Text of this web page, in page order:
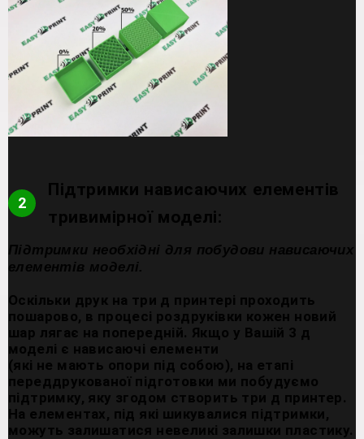
2
Підтримки нависаючих елементів
тривимірної моделі:
Підтримки необхідні для побудови нависаючих
елементів моделі.
Оскільки друк на три д принтері проходить
пошарово, в процесі роздруківки кожен новий
шар лягає на попередній. Якщо у Вашій 3 д
моделі є нависаючі елементи
(які не мають опори під собою), на етапі
переддрукованої підготовки ми побудуємо
підтримку, яку згодом створить три д принтер.
На елементах, під які шикувалися підтримки,
можуть залишатися невеликі залишки пластику.